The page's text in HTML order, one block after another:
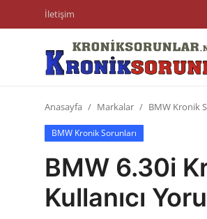
İletişim
Trafik & Cezalar
Sigorta & Kasko
Anasayfa Markalar BMW Kronik
BMW Kronik Sorunları
BMW 6.30i
Kullanıcı